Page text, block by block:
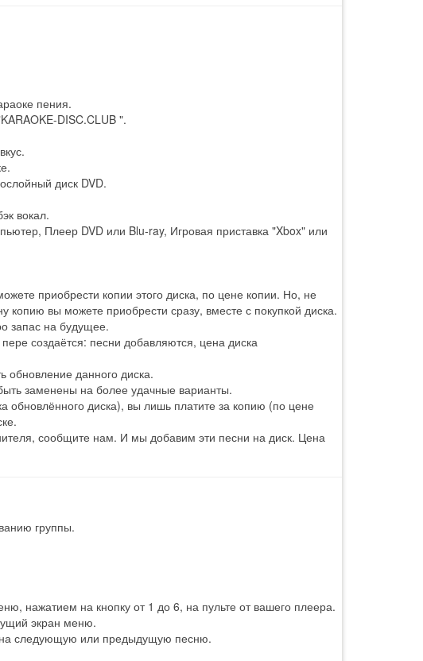
пения.
DISC.CLUB ".
диск DVD.
вокал.
Плеер DVD или Blu-ray, Игровая приставка "Xbox" или
приобрести копии этого диска, по цене копии. Но, не
вы можете приобрести сразу, вместе с покупкой диска.
запас на будущее.
создаётся: песни добавляются, цена диска
обновление данного диска.
заменены на более удачные варианты.
обновлённого диска), вы лишь платите за копию (по цене
сообщите нам. И мы добавим эти песни на диск. Цена
группы.
нажатием на кнопку от 1 до 6, на пульте от вашего плеера.
экран меню.
на следующую или предыдущую песню.